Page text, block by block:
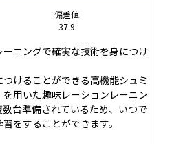
偏差値
37.9
ーニングで確実な技術を身につけ
けることができる高機能シュミ
用いた趣味レーションレーニン
台準備されているため、いつで
をすることができます。